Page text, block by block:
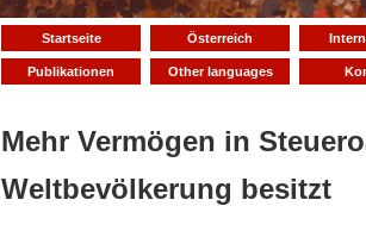
Startseite Österreich
Publikationen Other languages
Mehr Vermögen in
Weltbevölkerung besitzt